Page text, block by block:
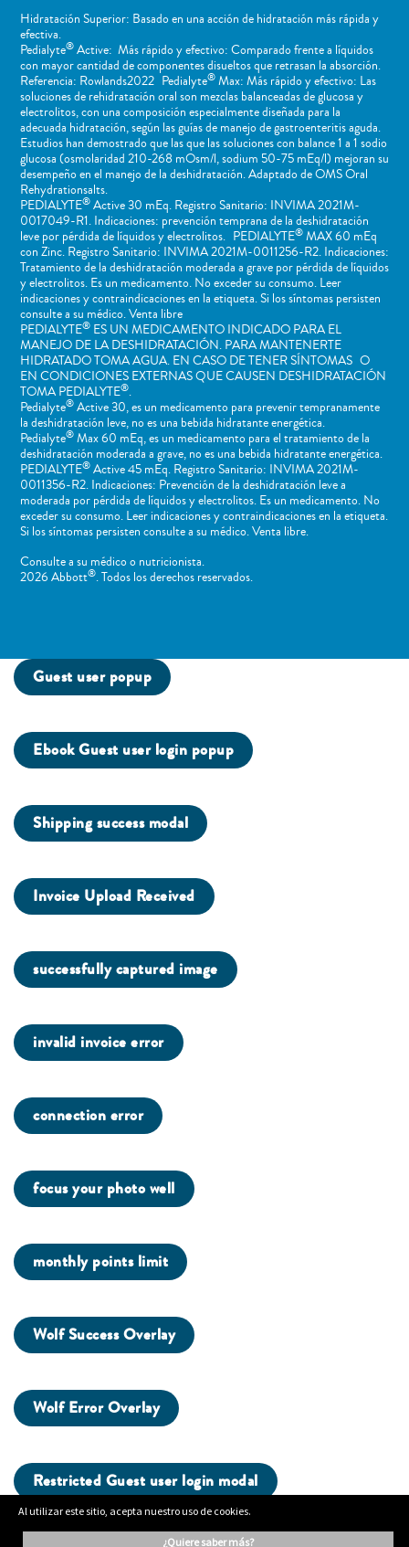
Hidratación Superior: Basado en una acción de hidratación más rápida y
efectiva.
Pedialyte®Active: Más rápido y efectivo: Comparado frente a líquidos
con mayor cantidad de componentes disueltos que retrasan la absorción.
Referencia: Rowlands2022 Pedialyte®Max: Más rápido y efectivo: Las
soluciones de rehidratación oral son mezclas balanceadas de glucosa y
electrolitos, con una composición especialmente diseñada para la
adecuada hidratación, según las guías de manejo de gastroenteritis aguda.
Estudios han demostrado que las que las soluciones con balance 1 a 1 sodio
glucosa (osmolaridad 210-268 mOsm/l, sodium 50-75 mEq/l) mejoran su
desempeño en el manejo de la deshidratación. Adaptado de OMS Oral
Rehydrationsalts.
PEDIALYTE®Active 30 mEq. Registro Sanitario: INVIMA 2021M-
0017049-R1. Indicaciones: prevención temprana de la deshidratación
leve por pérdida de líquidos y electrolitos. PEDIALYTE®MAX 60 mEq
con Zinc. Registro Sanitario: INVIMA 2021M-0011256-R2. Indicaciones:
Tratamiento de la deshidratación moderada a grave por pérdida de líquidos
y electrolitos. Es un medicamento. No exceder su consumo. Leer
indicaciones y contraindicaciones en la etiqueta. Si los síntomas persisten
consulte a su médico. Venta libre
PEDIALYTE®ES UN MEDICAMENTO INDICADO PARA EL
MANEJO DE LA DESHIDRATACIÓN. PARA MANTENERTE
HIDRATADO TOMA AGUA. EN CASO DE TENER SÍNTOMAS O
EN CONDICIONES EXTERNAS QUE CAUSEN DESHIDRATACIÓN
TOMA PEDIALYTE®.
Pedialyte®Active 30, es un medicamento para prevenir tempranamente
la deshidratación leve, no es una bebida hidratante energética.
Pedialyte®Max 60 mEq, es un medicamento para el tratamiento de la
deshidratación moderada a grave, no es una bebida hidratante energética.
PEDIALYTE®Active 45 mEq. Registro Sanitario: INVIMA 2021M-
0011356-R2. Indicaciones: Prevención de la deshidratación leve a
moderada por pérdida de líquidos y electrolitos. Es un medicamento. No
exceder su consumo. Leer indicaciones y contraindicaciones en la etiqueta.
Si los síntomas persisten consulte a su médico. Venta libre.
Consulte a su médico o nutricionista.
2026 Abbott®. Todos los derechos reservados.
Guest user popup
Ebook Guest user login popup
Shipping success modal
Invoice Upload Received
successfully captured image
invalid invoice error
connection error
focus your photo well
monthly points limit
Wolf Success Overlay
Wolf Error Overlay
Restricted Guest user login modal
Al utilizar este sitio, acepta nuestro uso de cookies.
¿quiere saber más?